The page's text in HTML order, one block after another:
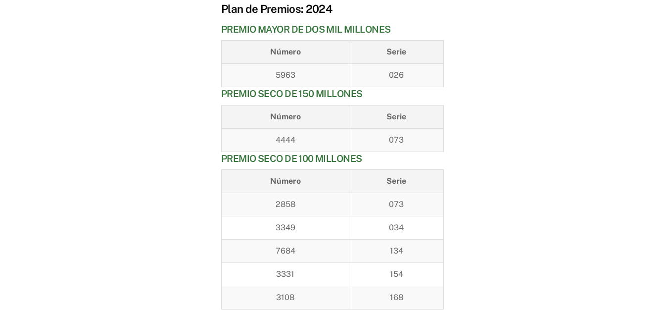
Plan de Premios: 2024
PREMIO MAYOR DE DOS MIL MILLONES
Número Serie
5963 026
PREMIO SECO DE 150 MILLONES
Número Serie
4444 073
PREMIO SECO DE 100 MILLONES
Número Serie
2858 073
3349 034
7684 134
3331 154
3108 168